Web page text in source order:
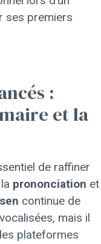
ses premiers
:
et la
de raffiner
prononciation et
continue de
mais il
plateformes